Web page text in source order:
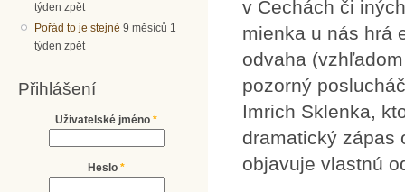
týden zpět
Pořád to je stejné 9 měsíců 1
týden zpět
Přihlášení
Uživatelské jméno *
Heslo *
v Čechách či
mienka u nás hrá
odvaha
pozorný
Imrich Sklenka,
dramatický zápas
objavuje vlastnú